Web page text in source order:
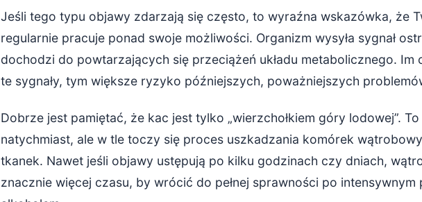
Jeśli tego typu objawy zdarzają się często, to wyraźna wskazówka, że
regularnie pracuje ponad swoje możliwości. Organizm wysyła sygnał
dochodzi do powtarzających się przeciążeń układu metabolicznego. Im
te sygnały, tym większe ryzyko późniejszych, poważniejszych
Dobrze jest pamiętać, że kac jest tylko „wierzchołkiem góry lodowej”.
natychmiast, ale w tle toczy się proces uszkadzania komórek
tkanek. Nawet jeśli objawy ustępują po kilku godzinach czy dniach,
znacznie więcej czasu, by wrócić do pełnej sprawności po intensywnym